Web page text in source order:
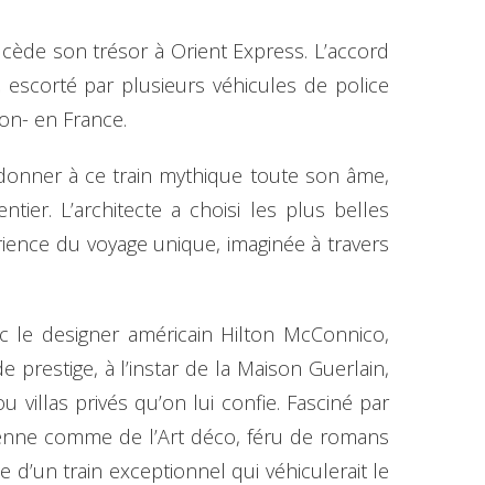
son trésor à Orient Express. L’accord
par plusieurs véhicules de police
en France.
à ce train mythique toute son âme,
L’architecte a choisi les plus belles
du voyage unique, imaginée à travers
designer américain Hilton McConnico,
prestige, à l’instar de la Maison Guerlain,
villas privés qu’on lui confie. Fasciné par
comme de l’Art déco, féru de romans
d’un train exceptionnel qui véhiculerait le